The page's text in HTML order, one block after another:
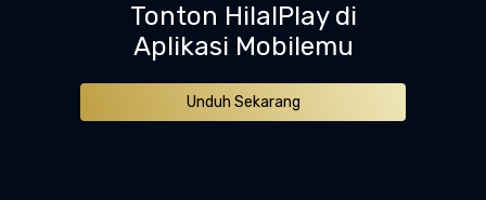
Tonton HilalPlay di
Aplikasi Mobilemu
Unduh Sekarang